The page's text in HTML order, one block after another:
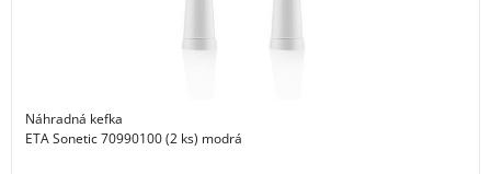
Náhradná kefka
ETA Sonetic 70990100 (2 ks) modrá